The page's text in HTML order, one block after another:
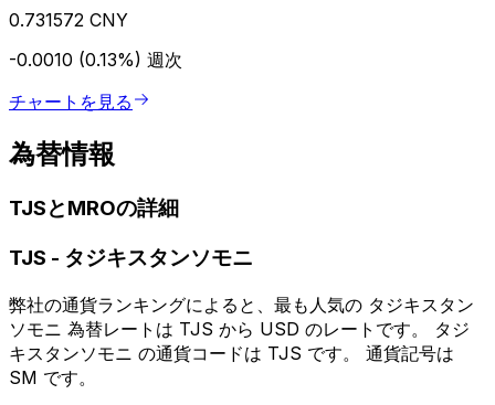
0.731572 CNY
-0.0010 (0.13%) 週次
チャートを見る
為替情報
TJSとMROの詳細
TJS - タジキスタンソモニ
弊社の通貨ランキングによると、最も人気の タジキスタン
ソモニ 為替レートは TJS から USD のレートです。 タジ
キスタンソモニ の通貨コードは TJS です。 通貨記号は
SM です。